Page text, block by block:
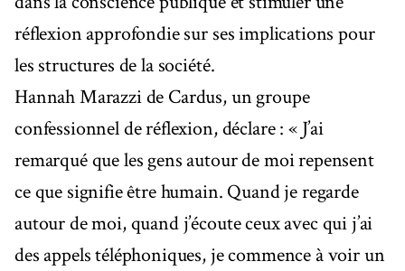
réflexion approfondie sur ses implications pour
les structures de la société.
Hannah Marazzi de Cardus, un groupe
confessionnel de réflexion, déclare : « J’ai
remarqué que les gens autour de moi repensent
ce que signifie être humain. Quand je regarde
autour de moi, quand j’écoute ceux avec qui j’ai
des appels téléphoniques, je commence à voir un